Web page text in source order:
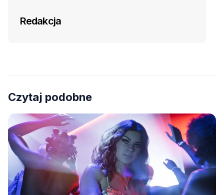
Redakcja
Czytaj podobne